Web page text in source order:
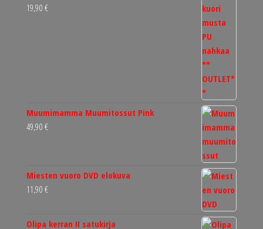
19,90 €
Muumimamma Muumitossut Pink
49,90 €
Miesten vuoro DVD elokuva
11,90 €
Olipa kerran II satukirja